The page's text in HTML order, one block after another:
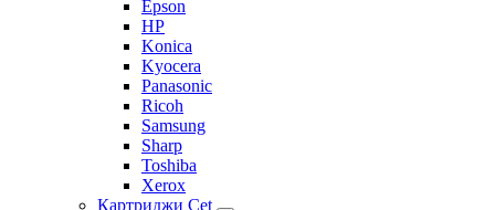
Epson
HP
Konica
Kyocera
Panasonic
Ricoh
Samsung
Sharp
Toshiba
Xerox
Картриджи Cet